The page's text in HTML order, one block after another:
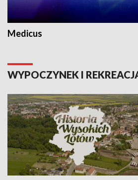
Medicus
WYPOCZYNEK I